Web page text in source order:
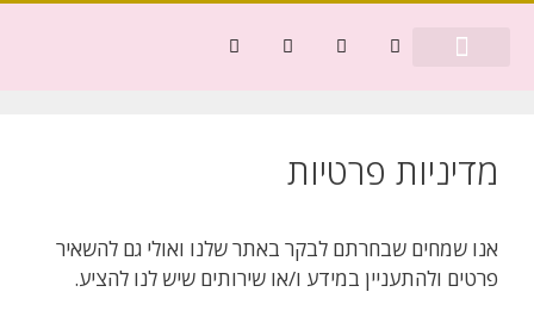
מדיניות פרטיות
אנו שמחים שבחרתם לבקר באתר שלנו ואולי גם להשאיר
פרטים ולהתעניין במידע ו/או שירותים שיש לנו להציע.